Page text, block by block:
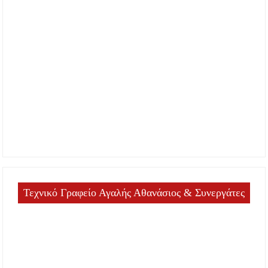
Τεχνικό Γραφείο Αγαλής Αθανάσιος & Συνεργάτες